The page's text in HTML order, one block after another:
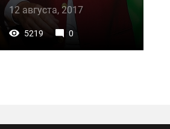
12 августа, 2017
5219 0